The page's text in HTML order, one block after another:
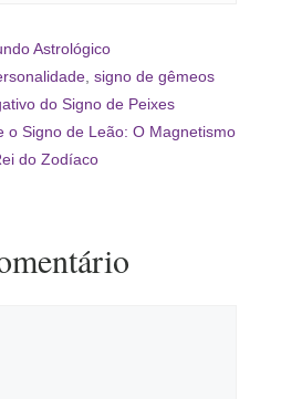
Astrológico
,signo de gêmeos
do Signo de Peixes
o Signo de Leão: O Magnetismo
do Zodíaco